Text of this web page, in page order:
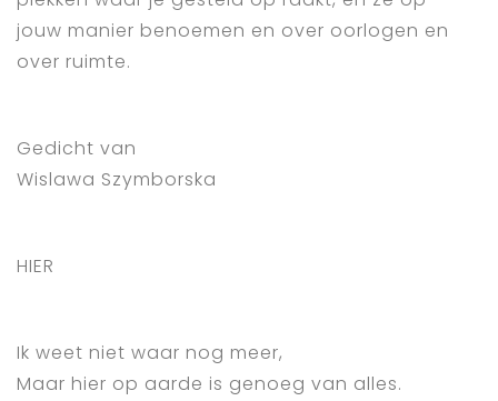
jouw manier benoemen en over oorlogen en
over ruimte.
Gedicht van
Wislawa Szymborska
HIER
Ik weet niet waar nog meer,
Maar hier op aarde is genoeg van alles.